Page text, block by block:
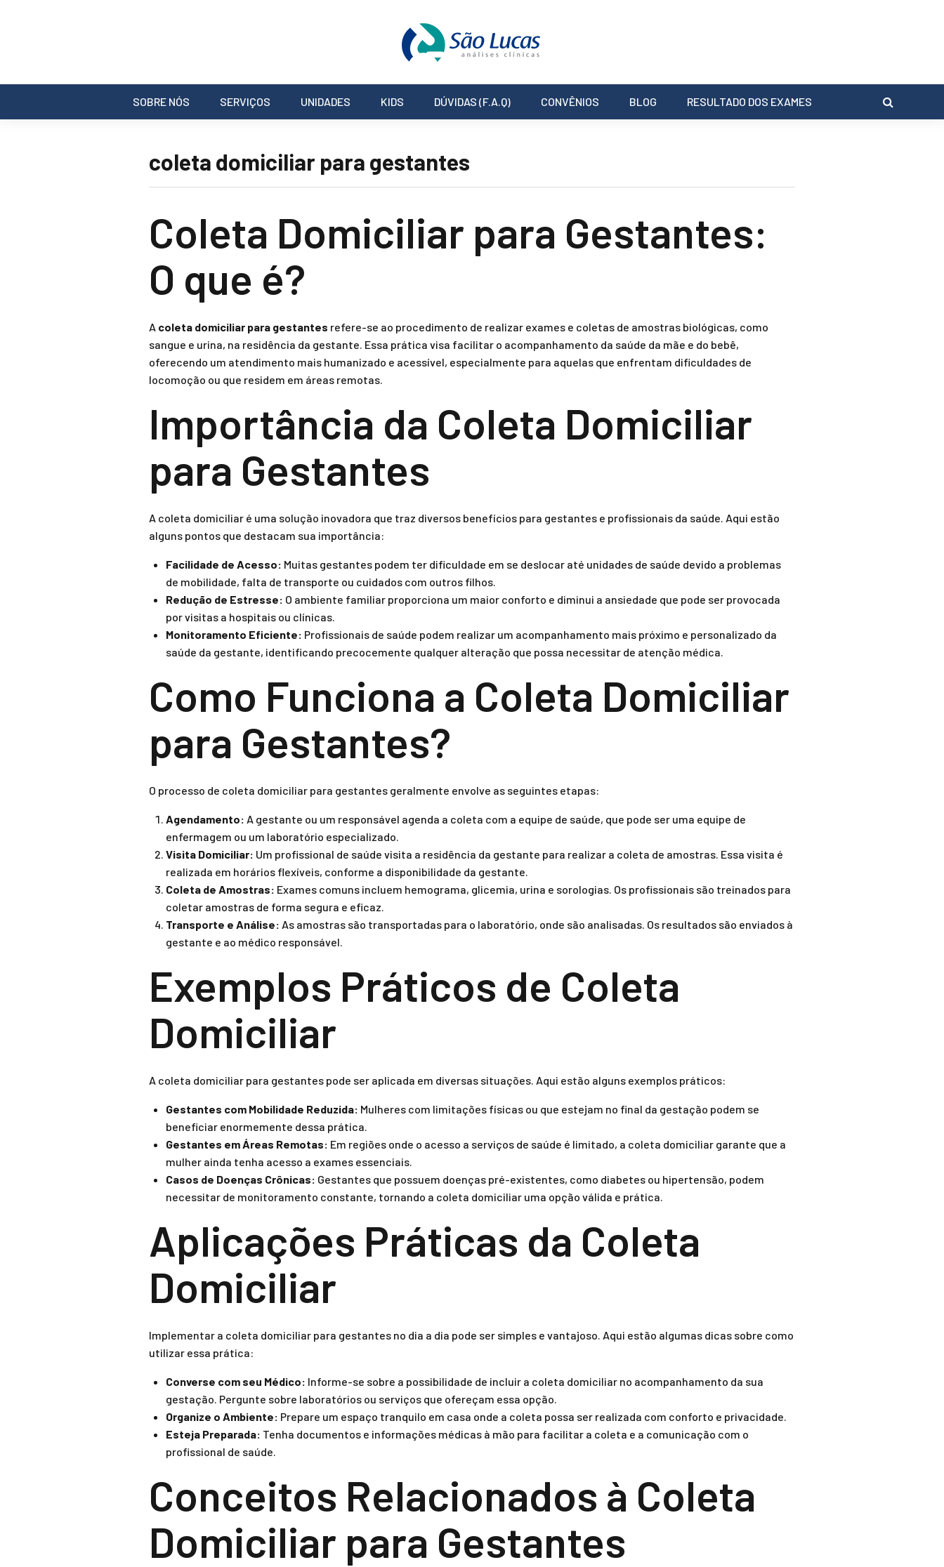
SOBRE NÓS SERVIÇOS UNIDADES KIDS DÚVIDAS (F.A.Q) CONVÊNIOS BLOG RESULTADO DOS EXAMES
coleta domiciliar para gestantes
Coleta Domiciliar para Gestantes:
O que é?
A coleta domiciliar para gestantes refere-se ao procedimento de realizar exames e coletas de amostras biológicas, como
sangue e urina, na residência da gestante. Essa prática visa facilitar o acompanhamento da saúde da mãe e do bebê,
oferecendo um atendimento mais humanizado e acessível, especialmente para aquelas que enfrentam dificuldades de
locomoção ou que residem em áreas remotas.
Importância da Coleta Domiciliar
para Gestantes
A coleta domiciliar é uma solução inovadora que traz diversos benefícios para gestantes e profissionais da saúde. Aqui estão
alguns pontos que destacam sua importância:
Facilidade de Acesso: Muitas gestantes podem ter dificuldade em se deslocar até unidades de saúde devido a problemas
de mobilidade, falta de transporte ou cuidados com outros filhos.
Redução de Estresse: O ambiente familiar proporciona um maior conforto e diminui a ansiedade que pode ser provocada
por visitas a hospitais ou clínicas.
Monitoramento Eficiente: Profissionais de saúde podem realizar um acompanhamento mais próximo e personalizado da
saúde da gestante, identificando precocemente qualquer alteração que possa necessitar de atenção médica.
Como Funciona a Coleta Domiciliar
para Gestantes?
O processo de coleta domiciliar para gestantes geralmente envolve as seguintes etapas:
Agendamento: A gestante ou um responsável agenda a coleta com a equipe de saúde, que pode ser uma equipe de
enfermagem ou um laboratório especializado.
Visita Domiciliar: Um profissional de saúde visita a residência da gestante para realizar a coleta de amostras. Essa visita é
realizada em horários flexíveis, conforme a disponibilidade da gestante.
Coleta de Amostras: Exames comuns incluem hemograma, glicemia, urina e sorologias. Os profissionais são treinados para
coletar amostras de forma segura e eficaz.
Transporte e Análise: As amostras são transportadas para o laboratório, onde são analisadas. Os resultados são enviados à
gestante e ao médico responsável.
Exemplos Práticos de Coleta
Domiciliar
A coleta domiciliar para gestantes pode ser aplicada em diversas situações. Aqui estão alguns exemplos práticos:
Gestantes com Mobilidade Reduzida: Mulheres com limitações físicas ou que estejam no final da gestação podem se
beneficiar enormemente dessa prática.
Gestantes em Áreas Remotas: Em regiões onde o acesso a serviços de saúde é limitado, a coleta domiciliar garante que a
mulher ainda tenha acesso a exames essenciais.
Casos de Doenças Crônicas: Gestantes que possuem doenças pré-existentes, como diabetes ou hipertensão, podem
necessitar de monitoramento constante, tornando a coleta domiciliar uma opção válida e prática.
Aplicações Práticas da Coleta
Domiciliar
Implementar a coleta domiciliar para gestantes no dia a dia pode ser simples e vantajoso. Aqui estão algumas dicas sobre como
utilizar essa prática:
Converse com seu Médico: Informe-se sobre a possibilidade de incluir a coleta domiciliar no acompanhamento da sua
gestação. Pergunte sobre laboratórios ou serviços que ofereçam essa opção.
Organize o Ambiente: Prepare um espaço tranquilo em casa onde a coleta possa ser realizada com conforto e privacidade.
Esteja Preparada: Tenha documentos e informações médicas à mão para facilitar a coleta e a comunicação com o
profissional de saúde.
Conceitos Relacionados à Coleta
Domiciliar para Gestantes